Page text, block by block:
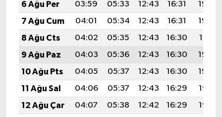
6 Ağu Per
03:59 05:33 12:43 16:31
19:43
7 Ağu Cum
04:01 05:34 12:43 16:31
19:42
8 Ağu Cts
04:02 05:35 12:43 16:30
19:41
9 Ağu Paz
04:03 05:36 12:43 16:30
19:40
10 Ağu Pts
04:05 05:37 12:43 16:30
19:39
11 Ağu Sal
04:06 05:37 12:43 16:29
19:38
12 Ağu Çar
04:07 05:38 12:42 16:29
19:37